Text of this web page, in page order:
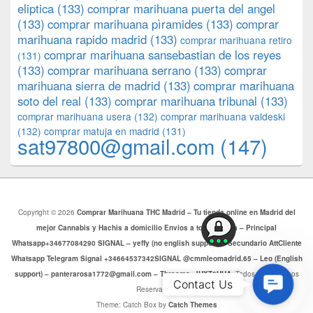
eliptica (133) comprar marihuana puerta del angel
(133) comprar marihuana pìramides (133) comprar
marihuana rapido madrid (133) comprar marihuana retiro
(131) comprar marihuana sansebastian de los reyes
(133) comprar marihuana serrano (133) comprar
marihuana sierra de madrid (133) comprar marihuana
soto del real (133) comprar marihuana tribunal (133)
comprar marihuana usera (132) comprar marihuana valdeski
(132) comprar matuja en madrid (131)
sat97800@gmail.com (147)
Copyright © 2026 Comprar Marihuana THC Madrid – Tu tienda online en Madrid del
mejor Cannabis y Hachis a domicilio Envios a toda Europa – Principal
Whatsapp+34677084290 SIGNAL – yeffy (no english support) – Secundario AttCliente
Whatsapp Telegram Signal +34664537342SIGNAL @cmmleomadrid.65 – Leo (English
support) – panterarosa1772@gmail.com – Threema: JHXT6HHA. Todos los Derechos
Reservados.
Theme: Catch Box by Catch Themes Us
Contact Us